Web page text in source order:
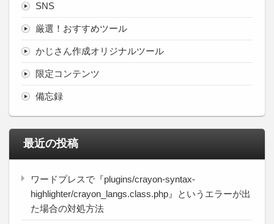
SNS
厳選！おすすめツール
かじさん作成オリジナルツール
限定コンテンツ
備忘録
最近の投稿
ワードプレスで『plugins/crayon-syntax-
highlighter/crayon_langs.class.php』というエラーが出
た場合の対処方法